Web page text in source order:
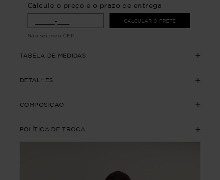
Calcule o preço e o prazo de entrega
CALCULAR O FRETE
Não sei meu CEP
TABELA DE MEDIDAS
DETALHES
COMPOSIÇÃO
POLÍTICA DE TROCA